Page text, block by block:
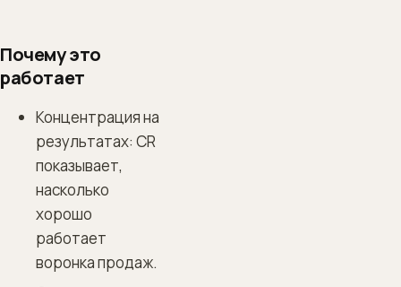
Почему это
работает
Концентрация на
результатах: CR
показывает,
насколько
хорошо
работает
воронка продаж.